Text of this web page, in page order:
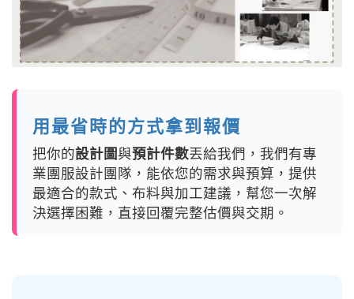
用最省時的方式拿到報價
把你的設計圖與預計件數丟給我們，我們有專
業團服設計團隊，能依您的需求與預算，提供
最適合的款式、布料與加工建議，幫您一次解
決選擇困難，直接回覆完整估價與交期。